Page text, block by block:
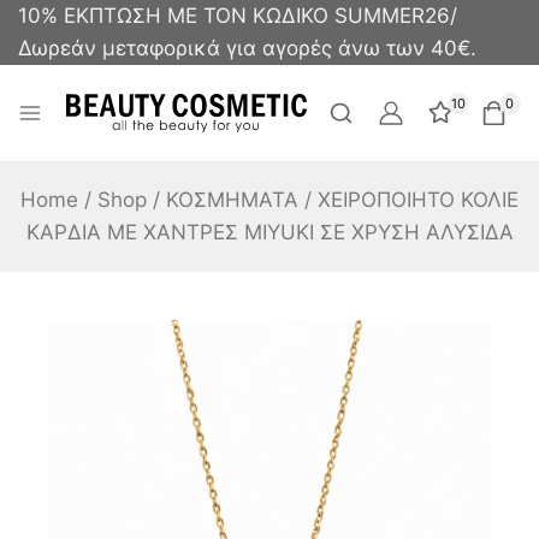
10% ΕΚΠΤΩΣΗ ΜΕ ΤΟΝ ΚΩΔΙΚΟ SUMMER26/
Δωρεάν μεταφορικά για αγορές άνω των 40€.
10 0
Home / Shop / ΚΟΣΜΗΜΑΤΑ / ΧΕΙΡΟΠΟΙΗΤΟ ΚΟΛΙΕ
ΚΑΡΔΙΑ ΜΕ ΧΑΝΤΡΕΣ MIYUKI ΣΕ ΧΡΥΣΗ ΑΛΥΣΙΔΑ